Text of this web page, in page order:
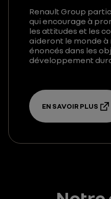
Renault Group
qui encourage à
les attitudes et les
aideront le monde
énoncés dans les
développement
EN SAVOIR PLUS